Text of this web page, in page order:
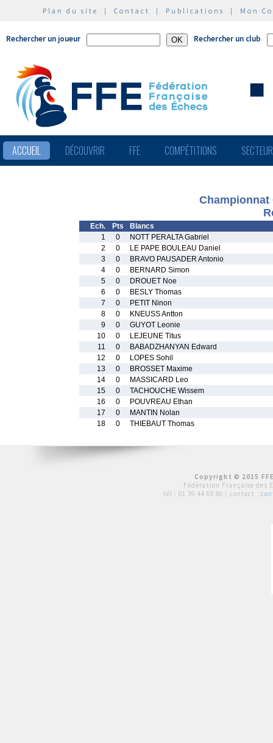
Plan du site | Contact | Publications | Mon
Rechercher un joueur Rechercher un club
ACCUEIL DÉCOUVRIR FFE COMPÉTITIONS
Championnat
Ech. Pts
Blancs
1
0
NOTT PERALTA Gabriel
2
0
LE PAPE BOULEAU Daniel
3
0
BRAVO PAUSADER Antonio
4
0
BERNARD Simon
5
0
DROUET Noe
6
0
BESLY Thomas
7
0
PETIT Ninon
8
0
KNEUSS Antton
9
0
GUYOT Leonie
10
0
LEJEUNE Titus
11
0
BABADZHANYAN Edward
12
0
LOPES Sohil
13
0
BROSSET Maxime
14
0
MASSICARD Leo
15
0
TACHOUCHE Wissem
16
0
POUVREAU Ethan
17
0
MANTIN Nolan
18
0 THIEBAUT Thomas
Copyright © 2015
Fédération Française des
tél : 01 39 44 65 80 | contact :